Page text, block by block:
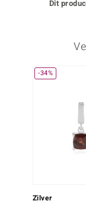
Collection
Dit
-34%
Zilver